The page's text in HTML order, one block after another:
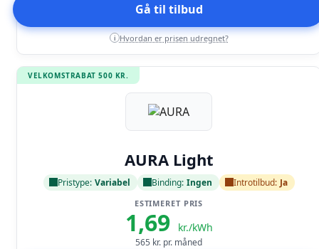
Gå til tilbud
i Hvordan er prisen udregnet?
VELKOMSTRABAT 500 KR.
AURA Light
Pristype: Variabel Binding: Ingen Introtilbud: Ja
ESTIMERET PRIS
1,69 kr./kWh
565 kr. pr. måned